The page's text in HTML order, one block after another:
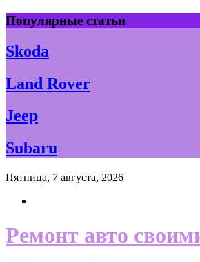
Skip
to
content
Популярные статьи
Skoda
Land Rover
Jeep
Subaru
Пятница, 7 августа, 2026
Ремонт авто